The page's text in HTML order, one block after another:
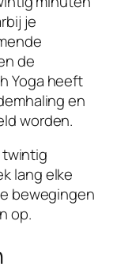
je
de
Yoga heeft
en
worden.
twintig
lang elke
bewegingen
op.